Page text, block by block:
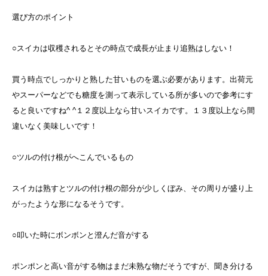
選び方のポイント
○スイカは収穫されるとその時点で成長が止まり追熟はしない！
買う時点でしっかりと熟した甘いものを選ぶ必要があります。出荷元
やスーパーなどでも糖度を測って表示している所が多いので参考にす
ると良いですね^ ^１２度以上なら甘いスイカです。１３度以上なら間
違いなく美味しいです！
○ツルの付け根がへこんでいるもの
スイカは熟すとツルの付け根の部分が少しくぼみ、その周りが盛り上
がったような形になるそうです。
○叩いた時にボンボンと澄んだ音がする
ポンポンと高い音がする物はまだ未熟な物だそうですが、聞き分ける